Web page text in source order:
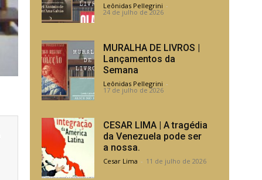
Leônidas Pellegrini -
24 de julho de 2026
MURALHA DE LIVROS |
Lançamentos da
Semana
Leônidas Pellegrini -
17 de julho de 2026
CESAR LIMA | A tragédia
da Venezuela pode ser
a nossa.
Cesar Lima - 11 de julho de 2026